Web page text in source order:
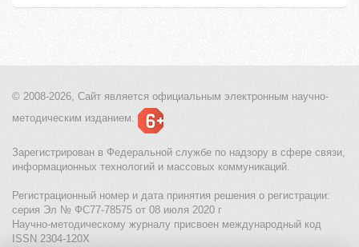
© 2008-2026, Сайт является официальным электронным научно-
методическим изданием.
Зарегистрирован в Федеральной службе по надзору в сфере связи,
информационных технологий и массовых коммуникаций.
Регистрационный номер и дата принятия решения о регистрации:
серия Эл № ФС77-78575 от 08 июля 2020 г
Научно-методическому журналу присвоен международный код
ISSN 2304-120X